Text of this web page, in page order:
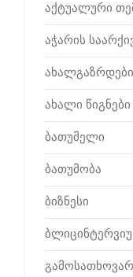
აქტუალური
აჭარის
ახალგაზრდები
ახალი წიგნები
ბათუმელი
ბათუმობა
ბიზნესი
ბლიცინტერვიუ